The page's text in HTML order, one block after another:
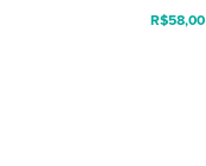
R$58,00